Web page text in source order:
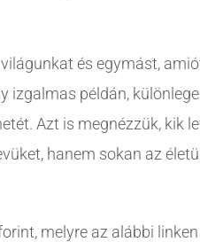
és egymást,
izgalmas példán,
Azt is megnézzük, kik
hanem sokan az
melyre az alábbi